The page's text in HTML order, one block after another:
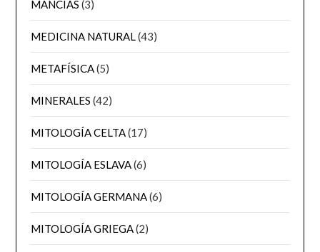
MANCIAS (3)
MEDICINA NATURAL(43)
METAFÍSICA(5)
MINERALES (42)
MITOLOGÍA CELTA(17)
MITOLOGÍA ESLAVA(6)
MITOLOGÍA GERMANA(6)
MITOLOGÍA GRIEGA(2)